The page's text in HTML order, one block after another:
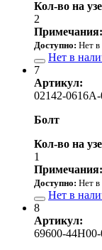
Кол-во на
2
Примечания:
Доступно: Нет в
Нет в
7
Артикул:
02142-
Болт
Кол-во на
1
Примечания:
Доступно: Нет в
Нет в
8
Артикул:
69600-